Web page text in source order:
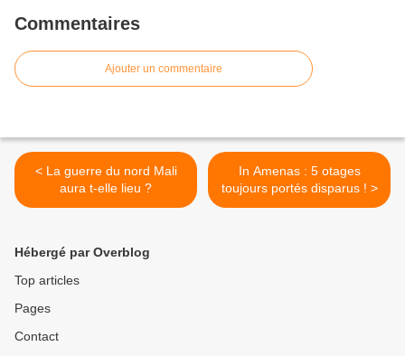
Commentaires
Ajouter un commentaire
< La guerre du nord Mali
aura t-elle lieu ?
In Amenas : 5 otages
toujours portés disparus ! >
Hébergé par Overblog
Top articles
Pages
Contact